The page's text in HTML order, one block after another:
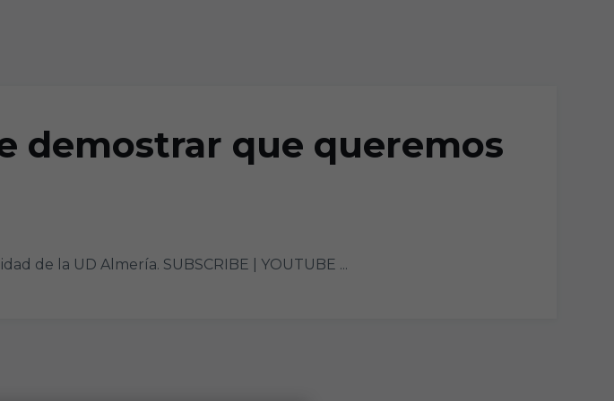
demostrar que queremos
de la UD Almería. SUBSCRIBE | YOUTUBE ...